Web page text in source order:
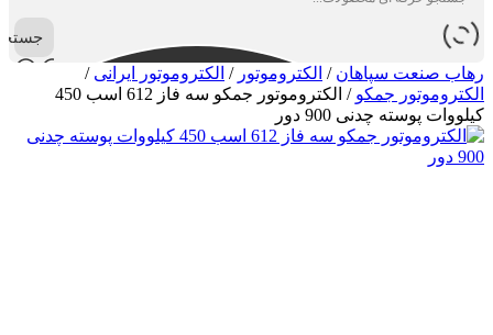
رهاب صنعت سپاهان / الکتروموتور / الکتروموتور ایرانی /
الکتروموتور جمکو /
الکتروموتور جمکو سه فاز 612 اسب 450
کیلووات پوسته چدنی 900 دور